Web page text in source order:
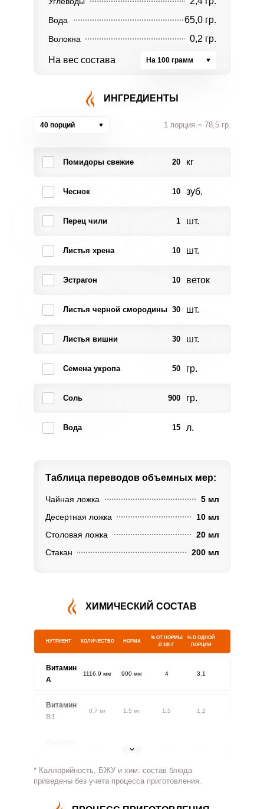
Вода 65,0 гр.
Волокна 0,2 гр.
На вес состава На 100 грамм
ИНГРЕДИЕНТЫ
40 порций 1 порция = 78,5 гр.
Помидоры свежие 20 кг
Чеснок 10 зуб.
Перец чили 1 шт.
Листья хрена 10 шт.
Эстрагон 10 веток
Листья черной смородины 30 шт.
Листья вишни 30 шт.
Семена укропа 50 гр.
Соль 900 гр.
Вода 15 л.
Таблица переводов объемных мер:
Чайная ложка
5 мл
Десертная ложка
10 мл
Столовая ложка
20 мл
Стакан
200 мл
ХИМИЧЕСКИЙ СОСТАВ
НУТРИЕНТ КОЛИЧЕСТВО НОРМА
% ОТ НОРМЫ
В 100 Г
% В ОДНОЙ
ПОРЦИИ
Витамин
A
1116.9 мкг 900 мкг 4 3.1
Витамин
В1
0.7 мг 1.5 мг 1.5 1.2
1.8 мг
Витамин
8.9 мг 500 мг 0.1 0
* Каллорийность, БЖУ и хим. состав блюда
приведены без учета процесса приготовления.